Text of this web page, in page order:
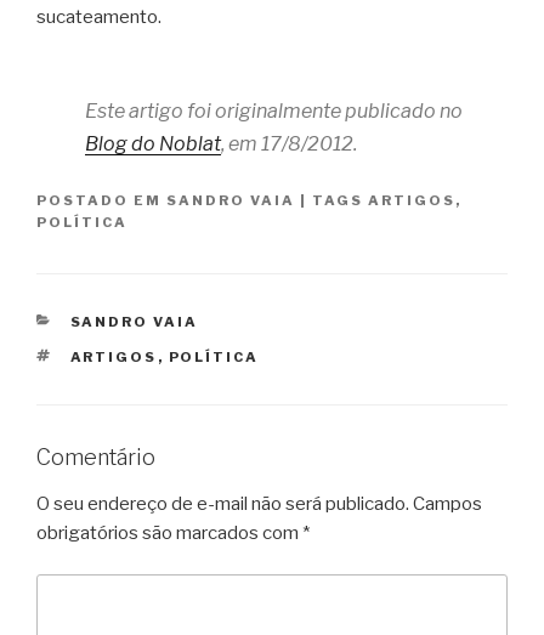
sucateamento.
Este artigo foi originalmente publicado no
Blog do Noblat, em 17/8/2012.
POSTADO EM SANDRO VAIA TAGS ARTIGOS ,
POLÍTICA
CATEGORIAS
SANDRO VAIA
TAGS
ARTIGOS , POLÍTICA
Comentário
O seu endereço de e-mail não será publicado. Campos
obrigatórios são marcados com *